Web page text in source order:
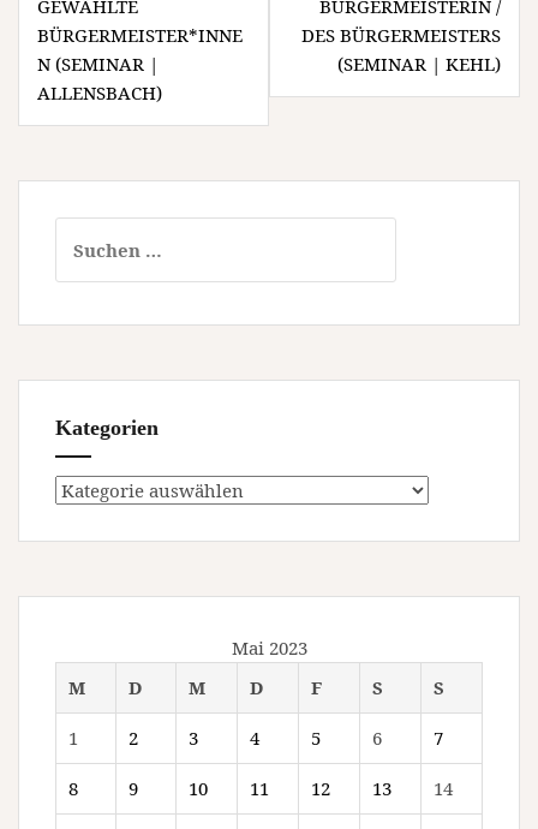
GEWÄHLTE
BÜRGERMEISTER*INNE
N (SEMINAR |
ALLENSBACH)
BÜRGERMEISTERIN /
DES BÜRGERMEISTERS
(SEMINAR | KEHL)
nach:
Kategorien
Kategorien
Mai 2023
M
D M D F S S
1 2 3 4 5 6 7
8 9 10 11 12 13 14